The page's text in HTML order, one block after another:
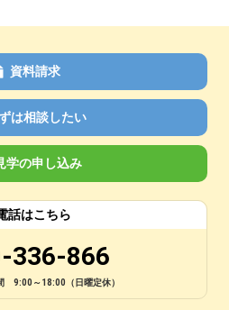
資料請求
は相談したい
学の申し込み
話はこちら
336-866
9:00～18:00（日曜定休）